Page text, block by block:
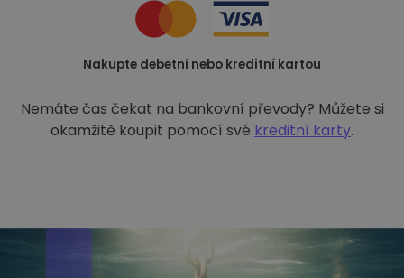
Nakupte debetní nebo kreditní kartou
Nemáte čas čekat na bankovní převody? Můžete si
okamžitě koupit pomocí své kreditní karty.